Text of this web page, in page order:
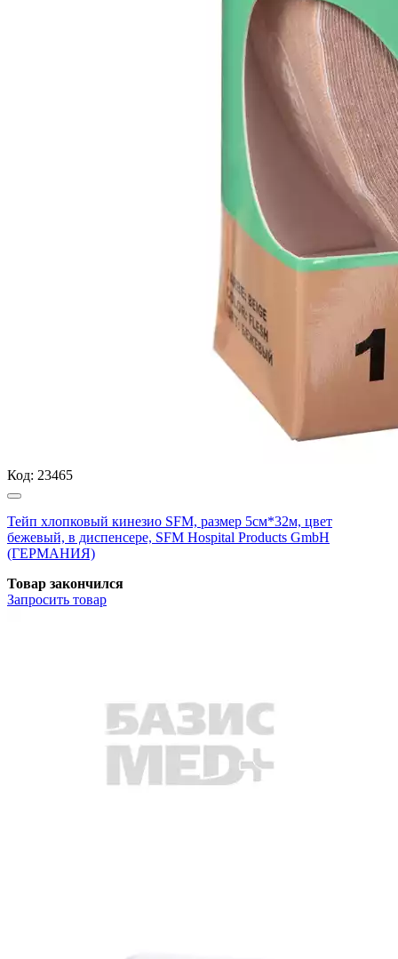
Код: 23465
Тейп хлопковый кинезио SFM, размер 5см*32м, цвет
бежевый, в диспенсере, SFM Hospital Products GmbH
(ГЕРМАНИЯ)
Товар закончился
Запросить товар